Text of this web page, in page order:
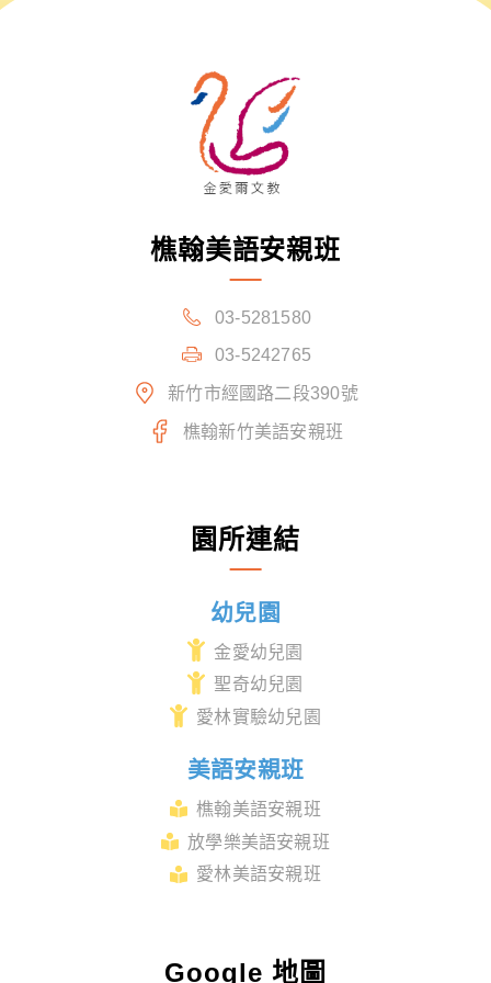
樵翰美語安親班
03-5281580
03-5242765
新竹市經國路二段390號
樵翰新竹美語安親班
園所連結
幼兒園
金愛幼兒園
聖奇幼兒園
愛林實驗幼兒園
美語安親班
樵翰美語安親班
放學樂美語安親班
愛林美語安親班
Google 地圖